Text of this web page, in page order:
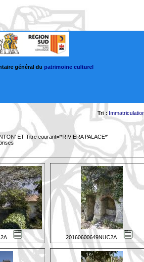
général du patrimoine culturel
Tri :
ET Titre courant='*RIVIERA PALACE*'
20160600649NUC2A